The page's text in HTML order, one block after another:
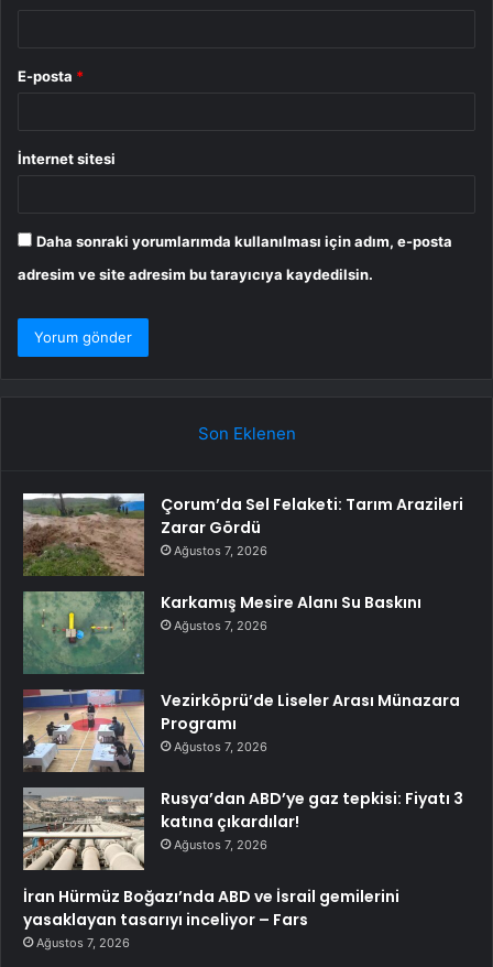
E-posta *
İnternet sitesi
Daha sonraki yorumlarımda kullanılması için adım, e-posta
adresim ve site adresim bu tarayıcıya kaydedilsin.
Son Eklenen
Çorum’da Sel Felaketi: Tarım Arazileri
Zarar Gördü
Ağustos 7, 2026
Karkamış Mesire Alanı Su Baskını
Ağustos 7, 2026
Vezirköprü’de Liseler Arası Münazara
Programı
Ağustos 7, 2026
Rusya’dan ABD’ye gaz tepkisi: Fiyatı 3
katına çıkardılar!
Ağustos 7, 2026
İran Hürmüz Boğazı’nda ABD ve İsrail gemilerini
yasaklayan tasarıyı inceliyor – Fars
Ağustos 7, 2026